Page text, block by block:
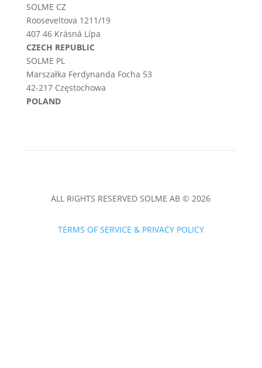
SOLME CZ
Rooseveltova 1211/19
407 46 Krásná Lípa
CZECH REPUBLIC
SOLME PL
Marszałka Ferdynanda Focha 53
42-217 Częstochowa
POLAND
ALL RIGHTS RESERVED SOLME AB © 2026
TERMS OF SERVICE & PRIVACY POLICY